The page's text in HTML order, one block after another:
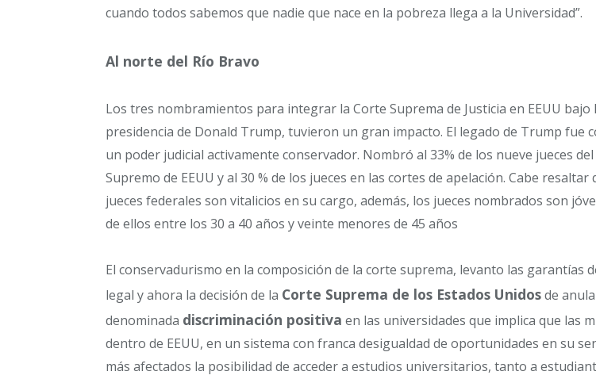
cuando todos sabemos que nadie que nace en la pobreza llega a la Universidad”.
Al norte del Río Bravo
Los tres nombramientos para integrar la Corte Suprema de Justicia en EEUU bajo
presidencia de Donald Trump, tuvieron un gran impacto. El legado de Trump fue
un poder judicial activamente conservador. Nombró al 33% de los nueve jueces
Supremo de EEUU y al 30 % de los jueces en las cortes de apelación. Cabe resaltar
jueces federales son vitalicios en su cargo, además, los jueces nombrados son
de ellos entre los 30 a 40 años y veinte menores de 45 años
El conservadurismo en la composición de la corte suprema, levanto las garantías
legal y ahora la decisión de la Corte Suprema de los Estados Unidosde
denominada discriminación positiva en las universidades que implica que las
dentro de EEUU, en un sistema con franca desigualdad de oportunidades en su
más afectados la posibilidad de acceder a estudios universitarios, tanto a